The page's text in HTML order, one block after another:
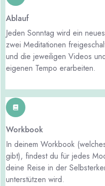
Ablauf
Jeden Sonntag wird ein
zwei Meditationen
und die jeweiligen Videos
eigenen Tempo erarbeiten.
Workbook
In deinem Workbook
gibt), findest du für jedes
deine Reise in der
unterstützen wird.